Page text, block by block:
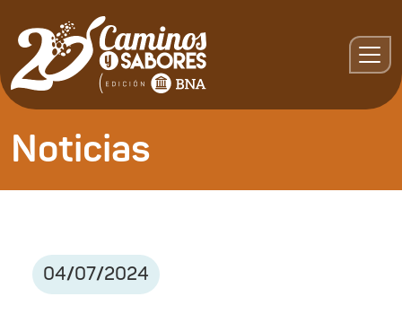
Noticias
04/07/2024